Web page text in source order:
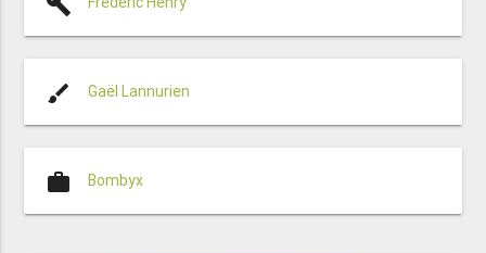
brush Gaël Lannurien
work Bombyx